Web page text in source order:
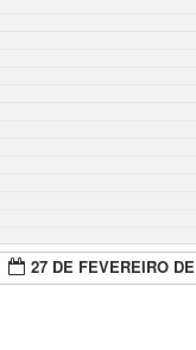
27 DE FEVEREIRO